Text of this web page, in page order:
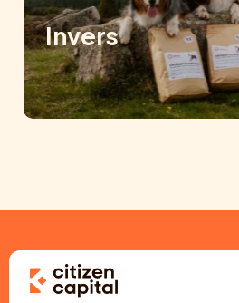
Invers